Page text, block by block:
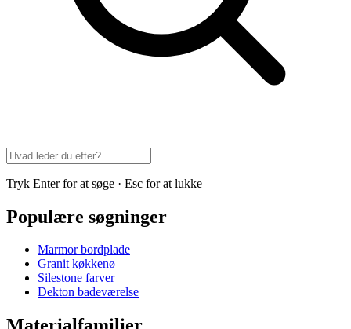
Tryk Enter for at søge · Esc for at lukke
Populære søgninger
Marmor bordplade
Granit køkkenø
Silestone farver
Dekton badeværelse